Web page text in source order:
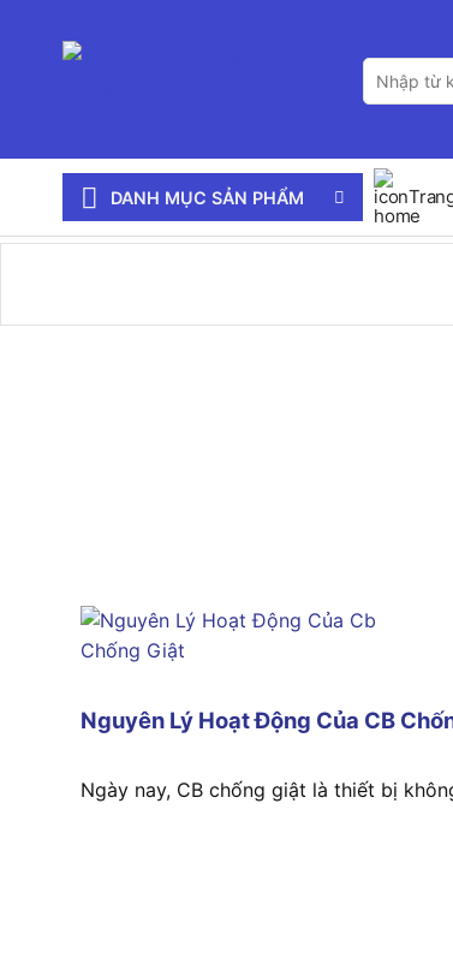
Tìm
kiếm:
DANH MỤC SẢN PHẨM
Nguyên Lý Hoạt Động Của CB
Ngày nay, CB chống giật là thiết bị